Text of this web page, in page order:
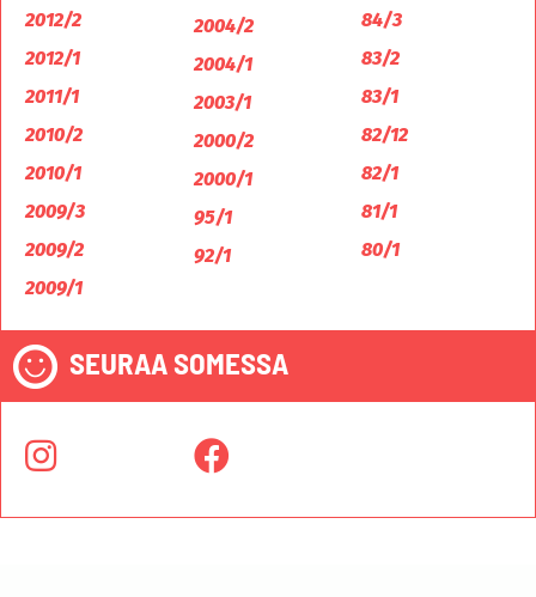
2012/2
2012/1
2011/1
2010/2
2010/1
2009/3
2009/2
2009/1
2004/2
2004/1
2003/1
2000/2
2000/1
95/1
92/1
84/3
83/2
83/1
82/12
82/1
81/1
80/1
SEURAA SOMESSA